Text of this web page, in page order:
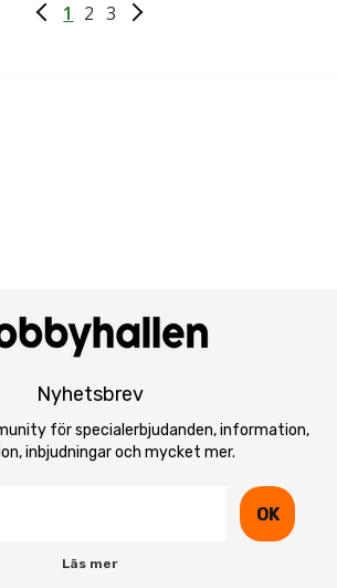
1 2 3
Nyhetsbrev
för specialerbjudanden, information,
inbjudningar och mycket mer.
OK
Läs mer